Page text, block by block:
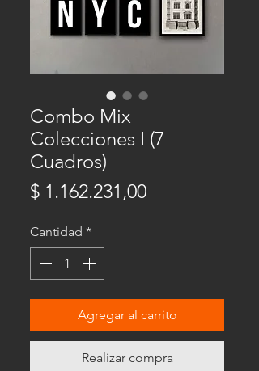
Combo Mix
Colecciones I (7
Cuadros)
$ 1.162.231,00Precio
Cantidad *
Agregar al carrito
Realizar compra